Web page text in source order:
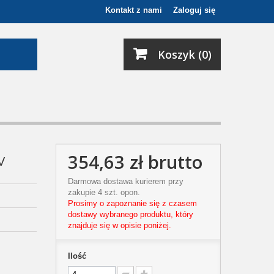
Zaloguj się
Kontakt z nami
Koszyk (0)
354,63 złbrutto
Darmowa dostawa kurierem przy
zakupie 4 szt. opon.
Prosimy o zapoznanie się z czasem
dostawy wybranego produktu, który
znajduje się w opisie poniżej.
Ilość